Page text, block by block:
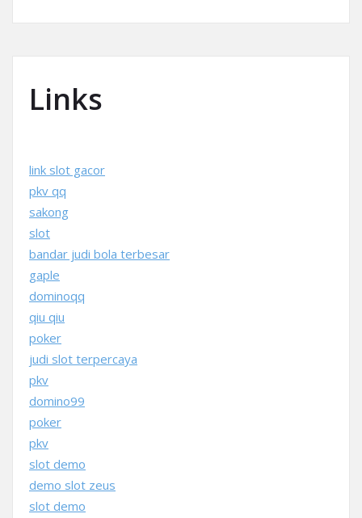
Links
link slot gacor
pkv qq
sakong
slot
bandar judi bola terbesar
gaple
dominoqq
qiu qiu
poker
judi slot terpercaya
pkv
domino99
poker
pkv
slot demo
demo slot zeus
slot demo